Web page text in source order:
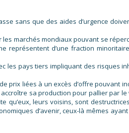
sans que des aides d’urgence
marchés mondiaux pouvant se
d’une fraction
pays tiers impliquant des risques
liées à un excès d’offre pouvant
sa production pour pallier par
leurs voisins, sont
d’avenir, ceux-là mêmes